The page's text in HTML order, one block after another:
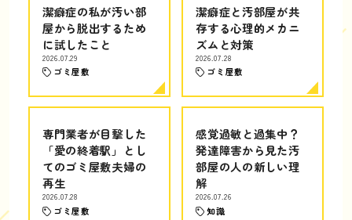
潔癖症の私が汚い部
屋から脱出するため
に試したこと
2026.07.29
ゴミ屋敷
潔癖症と汚部屋が共
存する心理的メカニ
ズムと対策
2026.07.28
ゴミ屋敷
専門業者が目撃した
「愛の終着駅」とし
てのゴミ屋敷夫婦の
再生
2026.07.28
ゴミ屋敷
感覚過敏と過集中？
発達障害から見た汚
部屋の人の新しい理
解
2026.07.26
知識